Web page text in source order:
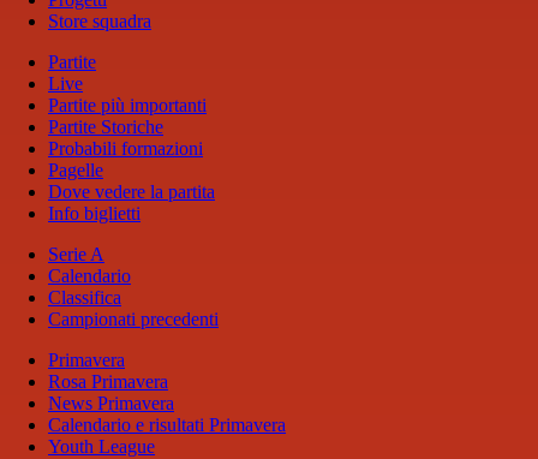
Store squadra
Partite
Live
Partite più importanti
Partite Storiche
Probabili formazioni
Pagelle
Dove vedere la partita
Info biglietti
Serie A
Calendario
Classifica
Campionati precedenti
Primavera
Rosa Primavera
News Primavera
Calendario e risultati Primavera
Youth League